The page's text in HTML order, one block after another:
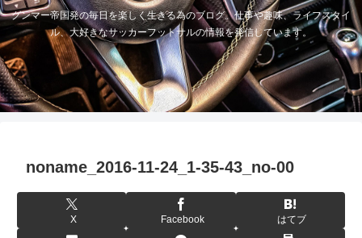
グンマー帝国発の毎日を楽しく生きる為のブログ。仕事や趣味、ライフスタイ
ル、大好きなサッカーフットサルの情報を発信しています。
noname_2016-11-24_1-35-43_no-00
X Facebook はてブ